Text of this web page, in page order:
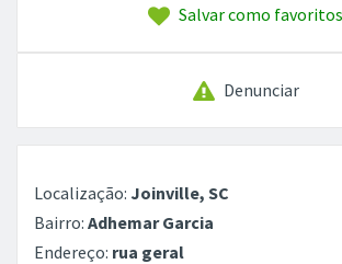
Salvar como favoritos
Denunciar
Localização: Joinville, SC
Bairro: Adhemar Garcia
Endereço: rua geral